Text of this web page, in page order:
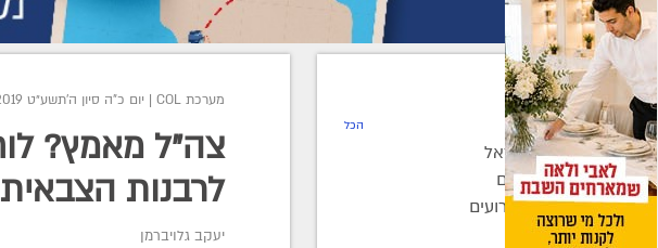
חדשות
רדיו COL הכל
חב"ד בישראל
חב"ד בעולם
כינוסים ואירועים
קהילות
מערכת COL | יום כ"ה סיון ה׳תשע״ט 28.06.2019
לרבנות הצבאית
יעקב גלויברמן